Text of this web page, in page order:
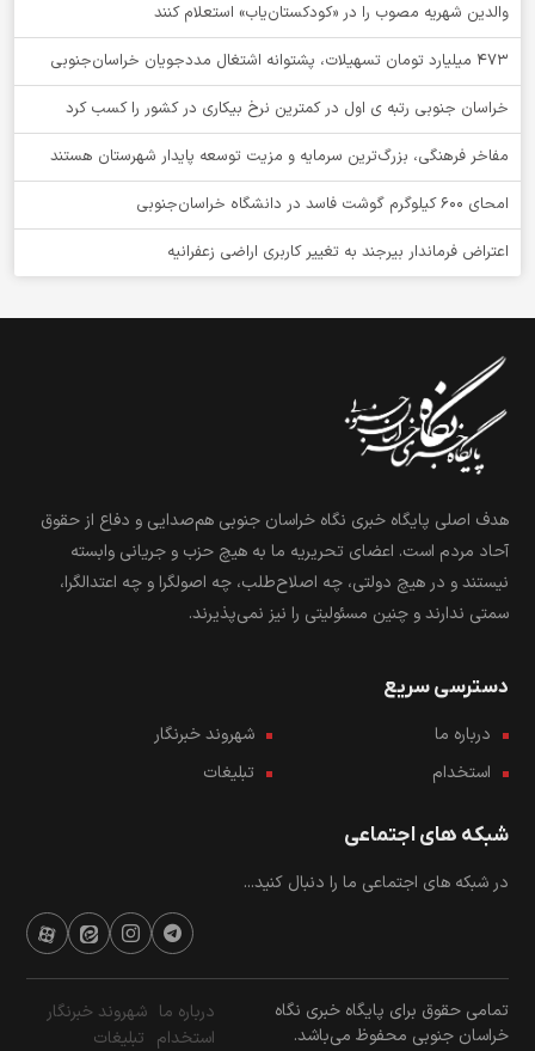
والدین شهریه مصوب را در «کودکستان‌یاب» استعلام کنند
۴۷۳ میلیارد تومان تسهیلات، پشتوانه اشتغال مددجویان خراسان‌جنوبی
خراسان جنوبی رتبه ی اول در کمترین نرخ بیکاری در کشور را کسب کرد
مفاخر فرهنگی، بزرگ‌ترین سرمایه و مزیت توسعه پایدار شهرستان هستند
امحای ۶۰۰ کیلوگرم گوشت فاسد در دانشگاه خراسان‌جنوبی
اعتراض فرماندار بیرجند به تغییر کاربری اراضی زعفرانیه
هدف اصلی پایگاه خبری نگاه خراسان جنوبی هم‌صدایی و دفاع از حقوق
آحاد مردم است. اعضای تحریریه ما به هیچ حزب و جریانی وابسته
نیستند و در هیچ دولتی، چه اصلاح‌طلب، چه اصولگرا و چه اعتدالگرا،
سمتی ندارند و چنین مسئولیتی را نیز نمی‌پذیرند.
دسترسی سریع
درباره ما
شهروند خبرنگار
استخدام
تبلیغات
شبکه های اجتماعی
در شبکه های اجتماعی ما را دنبال کنید...
تمامی حقوق برای پایگاه خبری نگاه
خراسان جنوبی محفوظ می‌باشد.
درباره ما شهروند خبرنگار
استخدام تبلیغات